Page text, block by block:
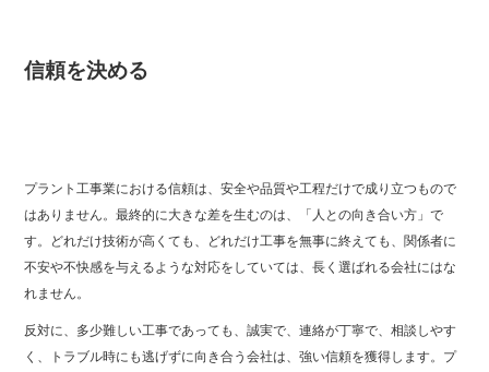
信頼を決める
プラント工事業における信頼は、安全や品質や工程だけで成り立つもので
はありません。最終的に大きな差を生むのは、「人との向き合い方」で
す。どれだけ技術が高くても、どれだけ工事を無事に終えても、関係者に
不安や不快感を与えるような対応をしていては、長く選ばれる会社にはな
れません。
反対に、多少難しい工事であっても、誠実で、連絡が丁寧で、相談しやす
く、トラブル時にも逃げずに向き合う会社は、強い信頼を獲得します。プ